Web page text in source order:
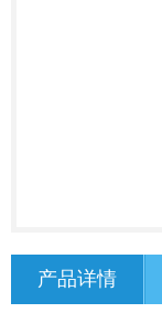
产品详情